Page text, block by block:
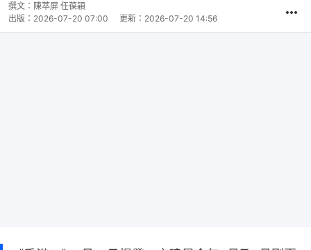
撰文： 陳萃屏 任葆穎
出版： 2026-07-20 07:00 更新： 2026-07-20 14:56